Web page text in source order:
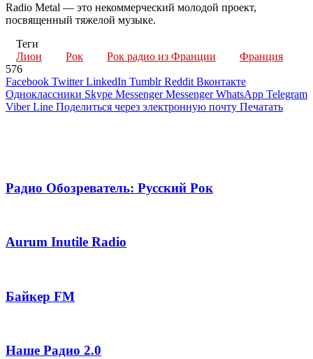
Radio Metal — это некоммерческий молодой проект,
посвященный тяжелой музыке.
Теги
Лион
Рок Рок радио из Франции
Франция
576
Facebook Twitter LinkedIn Tumblr Reddit Вконтакте
Одноклассники Skype Messenger Messenger WhatsApp Telegram
Viber Line Поделиться через электронную почту Печатать
Радио Обозреватель: Русский Рок
Aurum Inutile Radio
Байкер FM
Наше Радио 2.0